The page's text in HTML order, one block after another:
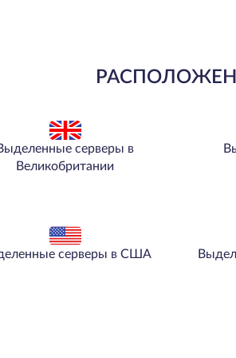
серверы в
Великобритании
серверы в США